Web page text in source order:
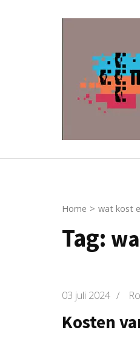
Home > wat kost
Tag:
03 juli 2024 /
Kosten